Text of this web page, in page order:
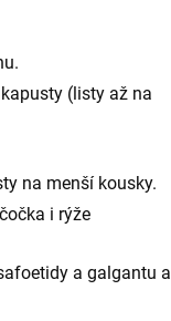
(listy až na
na menší kousky.
i rýže
a galgantu a